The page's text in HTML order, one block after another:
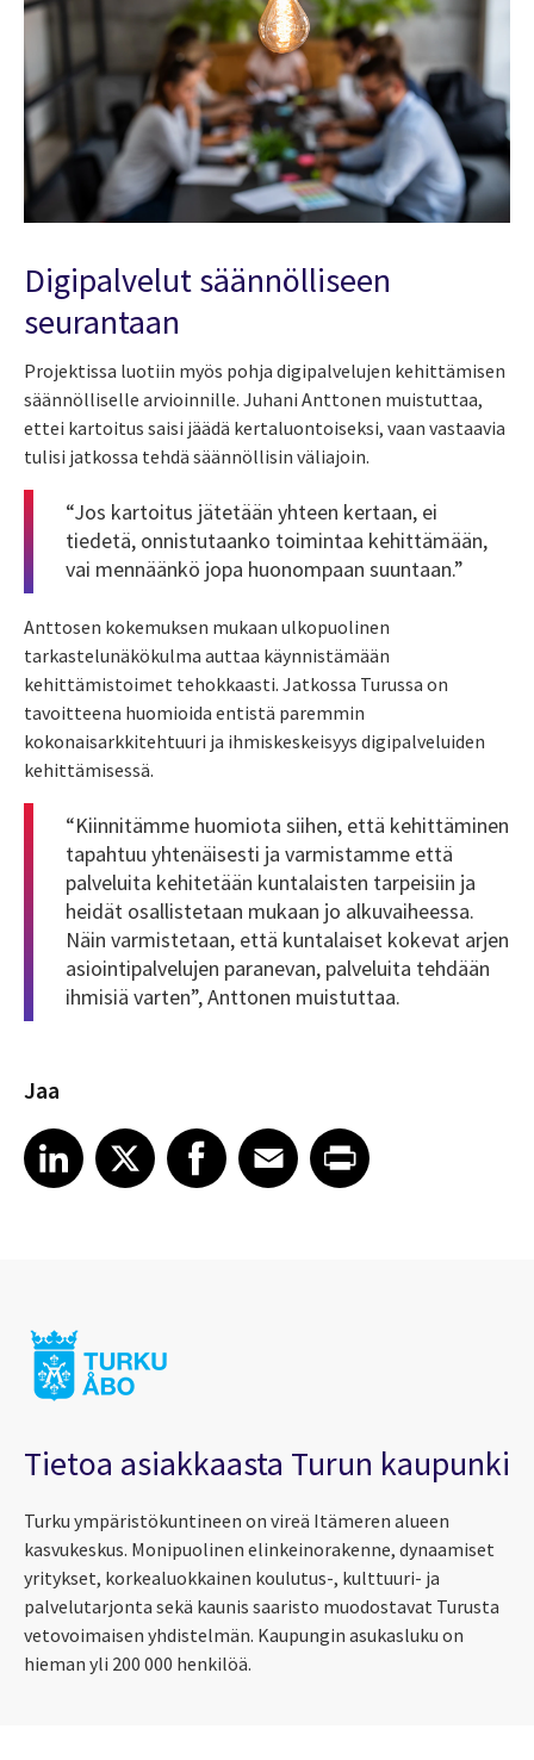
Digipalvelut säännölliseen
seurantaan
Projektissa luotiin myös pohja digipalvelujen kehittämisen
säännölliselle arvioinnille. Juhani Anttonen muistuttaa,
ettei kartoitus saisi jäädä kertaluontoiseksi, vaan vastaavia
tulisi jatkossa tehdä säännöllisin väliajoin.
“Jos kartoitus jätetään yhteen kertaan, ei
tiedetä, onnistutaanko toimintaa kehittämään,
vai mennäänkö jopa huonompaan suuntaan.”
Anttosen kokemuksen mukaan ulkopuolinen
tarkastelunäkökulma auttaa käynnistämään
kehittämistoimet tehokkaasti. Jatkossa Turussa on
tavoitteena huomioida entistä paremmin
kokonaisarkkitehtuuri ja ihmiskeskeisyys digipalveluiden
kehittämisessä.
“Kiinnitämme huomiota siihen, että kehittäminen
tapahtuu yhtenäisesti ja varmistamme että
palveluita kehitetään kuntalaisten tarpeisiin ja
heidät osallistetaan mukaan jo alkuvaiheessa.
Näin varmistetaan, että kuntalaiset kokevat arjen
asiointipalvelujen paranevan, palveluita tehdään
ihmisiä varten”, Anttonen muistuttaa.
Jaa
Share article on LinkedIn
LinkedIn
Share article on XShare article on Facebook
Facebook
Share article on Email
EmailShare article on Print
Tietoa asiakkaasta Turun kaupunki
Turku ympäristökuntineen on vireä Itämeren alueen
kasvukeskus. Monipuolinen elinkeinorakenne, dynaamiset
yritykset, korkealuokkainen koulutus-, kulttuuri- ja
palvelutarjonta sekä kaunis saaristo muodostavat Turusta
vetovoimaisen yhdistelmän. Kaupungin asukasluku on
hieman yli 200 000 henkilöä.